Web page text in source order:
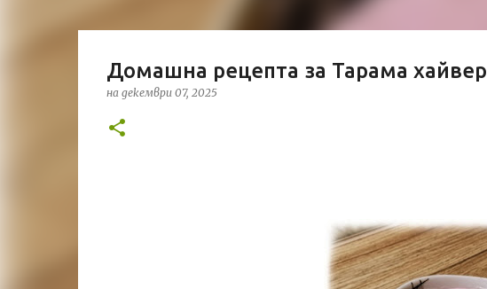
Домашна рецепта за Тарама хайвер
на декември 07, 2025